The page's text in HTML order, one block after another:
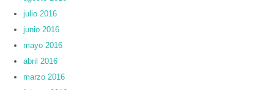
julio 2016
junio 2016
mayo 2016
abril 2016
marzo 2016